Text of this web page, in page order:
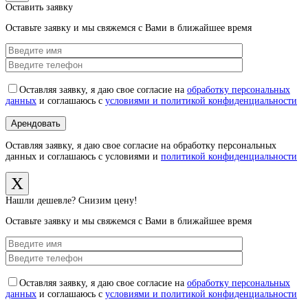
Оставить заявку
Оставьте заявку и мы свяжемся с Вами в ближайшее время
Оставляя заявку, я даю свое согласие на обработку персональных
данных и соглашаюсь с условиями и политикой конфиденциальности
Оставляя заявку, я даю свое согласие на обработку персональных
данных и соглашаюсь с условиями и политикой конфиденциальности
X
Нашли дешевле? Снизим цену!
Оставьте заявку и мы свяжемся с Вами в ближайшее время
Оставляя заявку, я даю свое согласие на обработку персональных
данных и соглашаюсь с условиями и политикой конфиденциальности